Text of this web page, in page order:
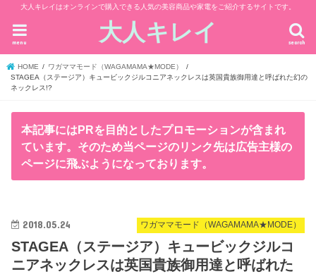
大人キレイはオンラインで購入できる人気の美容商品や家電をご紹介するサイトです。
大人キレイ search
menu
HOME
ワガママモード（WAGAMAMA★MODE）
STAGEA（ステージア）キュービックジルコニアネックレスは英国貴族御用達と呼ばれた幻の
ネックレス!?
本記事にはPRを目的としたプロモーションが含まれ
ています。そのため当ページのリンク先は広告主様の
ページに飛ぶようになっております。
ワガママモード（WAGAMAMA★MODE）
2018.05.24
STAGEA（ステージア）キュービックジルコ
ニアネックレスは英国貴族御用達と呼ばれた